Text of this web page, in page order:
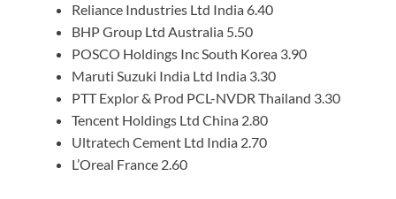
Reliance Industries Ltd India 6.40
BHP Group Ltd Australia 5.50
POSCO Holdings Inc South Korea 3.90
Maruti Suzuki India Ltd India 3.30
PTT Explor & Prod PCL-NVDR Thailand 3.30
Tencent Holdings Ltd China 2.80
Ultratech Cement Ltd India 2.70
L’Oreal France 2.60